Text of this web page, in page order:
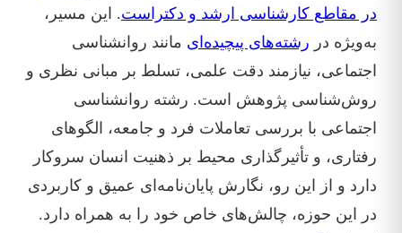
در مقاطع کارشناسی ارشد و دکتراست. این مسیر،
به‌ویژه در رشته‌های پیچیده‌ای مانند روانشناسی
اجتماعی، نیازمند دقت علمی، تسلط بر مبانی نظری و
روش‌شناسی پژوهش است. رشته روانشناسی
اجتماعی با بررسی تعاملات فرد و جامعه، الگوهای
رفتاری، و تأثیرگذاری محیط بر ذهنیت انسان سروکار
دارد و از این رو، نگارش پایان‌نامه‌ای عمیق و کاربردی
در این حوزه، چالش‌های خاص خود را به همراه دارد.